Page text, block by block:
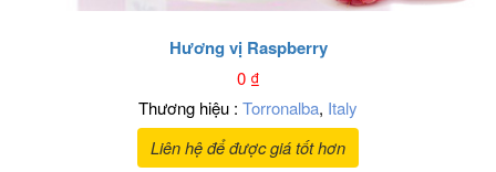
Hương vị Raspberry
0₫
Thương hiệu : Torronalba, Italy
Liên hệ để được giá tốt hơn